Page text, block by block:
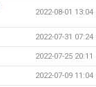
2022-08-01 13:04
2022-07-31 07:24
2022-07-25 20:11
2022-07-09 11:04